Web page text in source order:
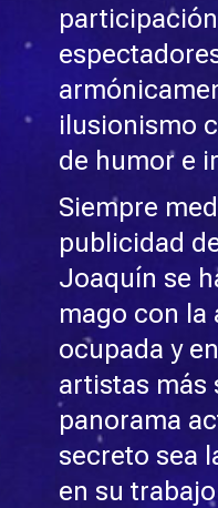
ilusionismo
de humor e
Siempre
publicidad
Joaquín se
mago con la
ocupada y
artistas más
panorama
secreto sea
en su